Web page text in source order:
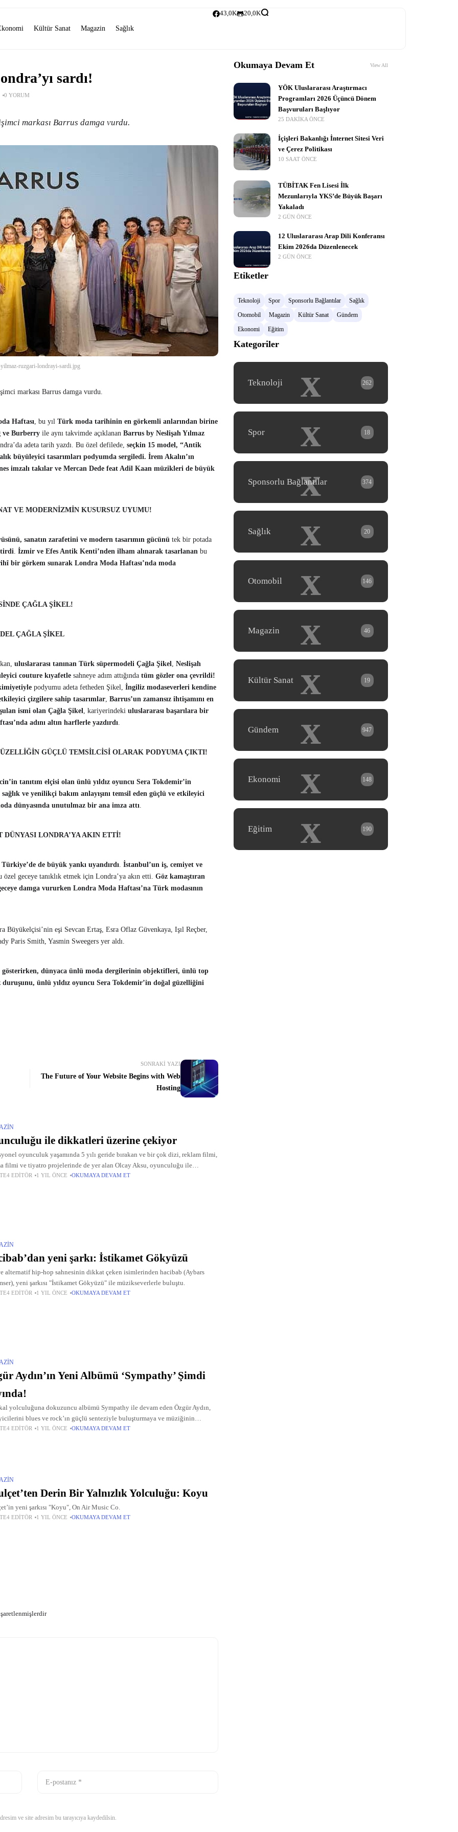
Kültür Sanat Magazin Sağlık
43,0K 20,0K
sardı!
0 YORUM
markası Barrus damga vurdu.
ruzgari-londrayi-sardi.jpg
markası Barrus damga vurdu.
Haftası, bu yıl Türk moda tarihinin en görkemli anlarından birine
ve Burberry ile aynı takvimde açıklanan Barrus by Neslişah Yılmaz
adeta tarih yazdı. Bu özel defilede, seçkin 15 model, “Antik
büyüleyici tasarımları podyumda sergiledi. İrem Akalın’ın
imzalı takılar ve Mercan Dede feat Adil Kaan müzikleri de büyük
VE MODERNİZMİN KUSURSUZ UYUMU!
sanatın zarafetini ve modern tasarımın gücünü tek bir potada
. İzmir ve Efes Antik Kenti’nden ilham alınarak tasarlanan bu
bir görkem sunarak Londra Moda Haftası’nda moda
ÇAĞLA ŞİKEL!
ÇAĞLA ŞİKEL
uluslararası tanınan Türk süpermodeli Çağla Şikel, Neslişah
couture kıyafetle sahneye adım attığında tüm gözler ona çevrildi!
podyumu adeta fetheden Şikel, İngiliz modaseverleri kendine
çizgilere sahip tasarımlar, Barrus’un zamansız ihtişamını en
ismi olan Çağla Şikel, kariyerindeki uluslararası başarılara bir
adını altın harflerle yazdırdı.
GÜÇLÜ TEMSİLCİSİ OLARAK PODYUMA ÇIKTI!
tanıtım elçisi olan ünlü yıldız oyuncu Sera Tokdemir’in
ve yenilikçi bakım anlayışını temsil eden güçlü ve etkileyici
dünyasında unutulmaz bir ana imza attı.
DÜNYASI LONDRA’YA AKIN ETTİ!
Türkiye’de de büyük yankı uyandırdı. İstanbul’un iş, cemiyet ve
özel geceye tanıklık etmek için Londra’ya akın etti. Göz kamaştıran
damga vururken Londra Moda Haftası’na Türk modasının
Büyükelçisi’nin eşi Sevcan Ertaş, Esra Oflaz Güvenkaya, Işıl Reçber,
Paris Smith, Yasmin Sweegers yer aldı.
gösterirken, dünyaca ünlü moda dergilerinin objektifleri, ünlü top
ünlü yıldız oyuncu Sera Tokdemir’in doğal güzelliğini
SONRAKI YAZI
The Future of Your Website Begins with Web
Hosting
ile dikkatleri üzerine çekiyor
oyunculuk yaşamında 5 yılı geride bırakan ve bir çok dizi, reklam filmi,
filmi ve tiyatro projelerinde de yer alan Olcay Aksu, oyunculuğu ile
üzerine çekiyor.
EDITÖR 1 YIL ÖNCE OKUMAYA DEVAM ET
yeni şarkı: İstikamet Gökyüzü
alternatif hip-hop sahnesinin dikkat çeken isimlerinden hacibab (Aybars
yeni şarkısı "İstikamet Gökyüzü" ile müzikseverlerle buluştu.
EDITÖR 1 YIL ÖNCE OKUMAYA DEVAM ET
Aydın’ın Yeni Albümü ‘Sympathy’ Şimdi
yolculuğuna dokuzuncu albümü Sympathy ile devam eden Özgür Aydın,
blues ve rock’ın güçlü senteziyle buluşturmaya ve müziğinin
davet ediyor.
EDITÖR 1 YIL ÖNCE OKUMAYA DEVAM ET
Derin Bir Yalnızlık Yolculuğu: Koyu
yeni şarkısı "Koyu", On Air Music Co.
EDITÖR 1 YIL ÖNCE OKUMAYA DEVAM ET
ve site adresim bu tarayıcıya kaydedilsin.
Okumaya Devam Et View All
YÖK Uluslararası Araştırmacı
Programları 2026 Üçüncü Dönem
Başvuruları Başlıyor
25 DAKIKA ÖNCE
İçişleri Bakanlığı İnternet Sitesi Veri
ve Çerez Politikası
10 SAAT ÖNCE
TÜBİTAK Fen Lisesi İlk
Mezunlarıyla YKS’de Büyük Başarı
Yakaladı
2 GÜN ÖNCE
12 Uluslararası Arap Dili Konferansı
Ekim 2026da Düzenlenecek
2 GÜN ÖNCE
Etiketler
Teknoloji Spor Sponsorlu Bağlantılar
Sağlık
Otomobil
Magazin Kültür Sanat
Gündem
Ekonomi
Eğitim
Kategoriler
x
Teknoloji 262
x
Spor 18
x
Sponsorlu Bağlantılar 374
x
Sağlık 20
x
Otomobil 146
x
Magazin 46
x
Kültür Sanat 19
x
Gündem 947
x
Ekonomi 148
x
Eğitim 190